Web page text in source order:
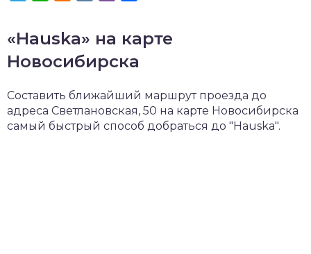
«Hauska» на карте
Новосибирска
Составить ближайший маршрут проезда до
адреса Светлановская, 50 на карте Новосибирска
самый быстрый способ добраться до "Hauska".